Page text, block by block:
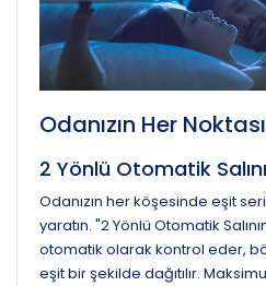
Odanızın Her
2 Yönlü Otomatik
Odanızın her köşesinde eşit
yaratın. "2 Yönlü Otomatik
otomatik olarak kontrol eder,
eşit bir şekilde dağıtılır.